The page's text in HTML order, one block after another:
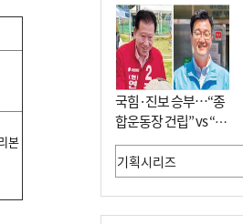
본
국힘·진보 승부…“종
합운동장 건립” vs “출
근 공공버스 도입”